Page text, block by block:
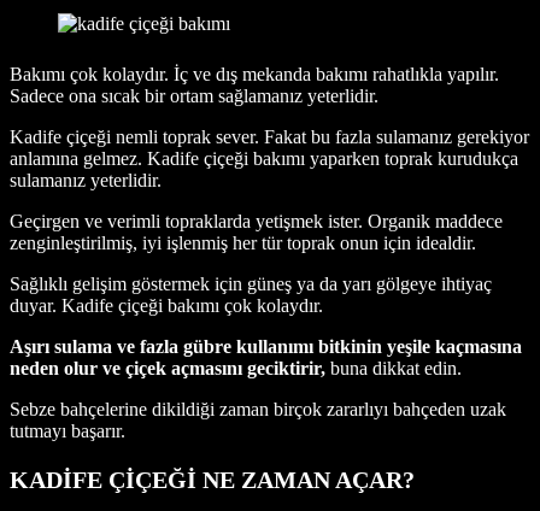
Bakımı çok kolaydır. İç ve dış mekanda bakımı rahatlıkla yapılır.
Sadece ona sıcak bir ortam sağlamanız yeterlidir.
Kadife çiçeği nemli toprak sever. Fakat bu fazla sulamanız gerekiyor
anlamına gelmez. Kadife çiçeği bakımı yaparken toprak kurudukça
sulamanız yeterlidir.
Geçirgen ve verimli topraklarda yetişmek ister. Organik maddece
zenginleştirilmiş, iyi işlenmiş her tür toprak onun için idealdir.
Sağlıklı gelişim göstermek için güneş ya da yarı gölgeye ihtiyaç
duyar. Kadife çiçeği bakımı çok kolaydır.
Aşırı sulama ve fazla gübre kullanımı bitkinin yeşile kaçmasına
neden olur ve çiçek açmasını geciktirir, buna dikkat edin.
Sebze bahçelerine dikildiği zaman birçok zararlıyı bahçeden uzak
tutmayı başarır.
KADİFE ÇİÇEĞİ NE ZAMAN AÇAR?